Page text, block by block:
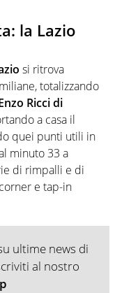
la Lazio
si ritrova
totalizzando
Ricci di
a casa il
quei punti utili in
minuto 33 a
di rimpalli e di
e tap-in
ultime news di
al nostro